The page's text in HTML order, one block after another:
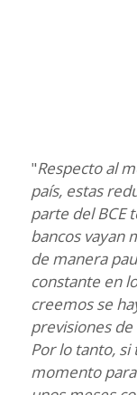
"Respecto al
país, estas
parte del BCE
bancos vayan
de manera
constante en
creemos se
previsiones
Por lo tanto, si
momento